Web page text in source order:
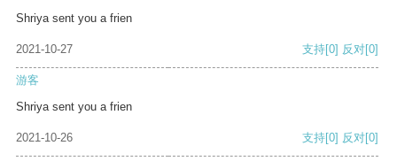
Shriya sent you a frien
2021-10-27 支持[0] 反对[0]
游客
Shriya sent you a frien
2021-10-26 支持[0] 反对[0]